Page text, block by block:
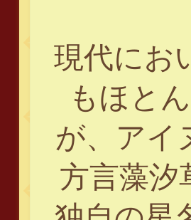
現代にお
もほと
が、アイ
方言藻汐